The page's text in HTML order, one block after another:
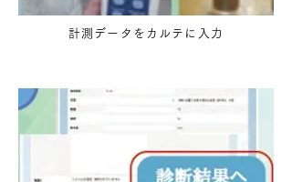
計測データをカルテに入力